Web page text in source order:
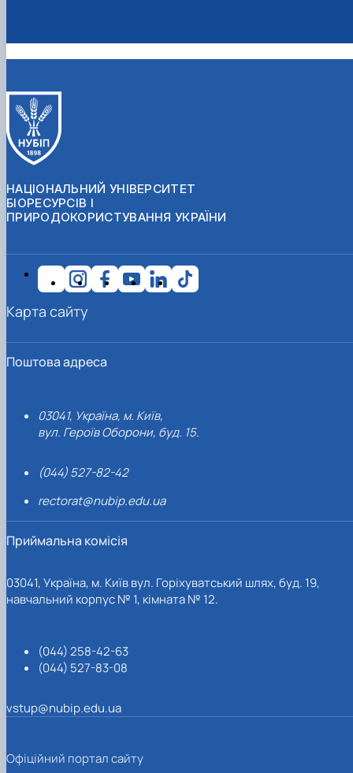
НАЦІОНАЛЬНИЙ УНІВЕРСИТЕТ
БІОРЕСУРСІВ І
ПРИРОДОКОРИСТУВАННЯ УКРАЇНИ
Поштова адреса
03041, Україна, м. Київ,
вул. Героїв Оборони, буд. 15.
(044) 527-82-42
rectorat@nubip.edu.ua
Приймальна комісія
03041, Україна, м. Київ вул. Горіхуватський шлях, буд. 19,
навчальний корпус № 1, кімната № 12.
(044) 258-42-63
(044) 527-83-08
vstup@nubip.edu.ua
Карта сайту
Офіційний портал сайту